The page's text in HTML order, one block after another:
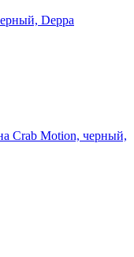
Deppa
Crab Motion, черный,